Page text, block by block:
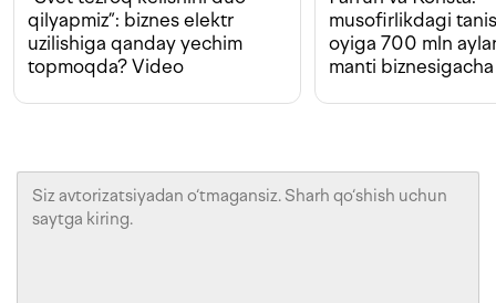
qilyapmiz”: biznes elektr
uzilishiga qanday yechim
topmoqda? Video
musofirlikdagi
oyiga 700 mln
manti biznesigacha